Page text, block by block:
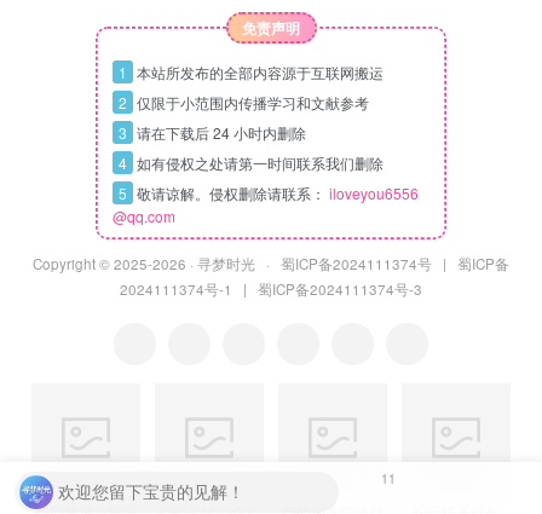
免责声明
1 本站所发布的全部内容源于互联网搬运
2 仅限于小范围内传播学习和文献参考
3 请在下载后 24 小时内删除
4 如有侵权之处请第一时间联系我们删除
5 敬请谅解。侵权删除请联系： iloveyou6556
@qq.com
Copyright © 2025-2026 · 寻梦时光 · 蜀ICP备2024111374号 |
蜀ICP备
2024111374号-1
| 蜀ICP备2024111374号-3
欢迎您留下宝贵的见解！
11